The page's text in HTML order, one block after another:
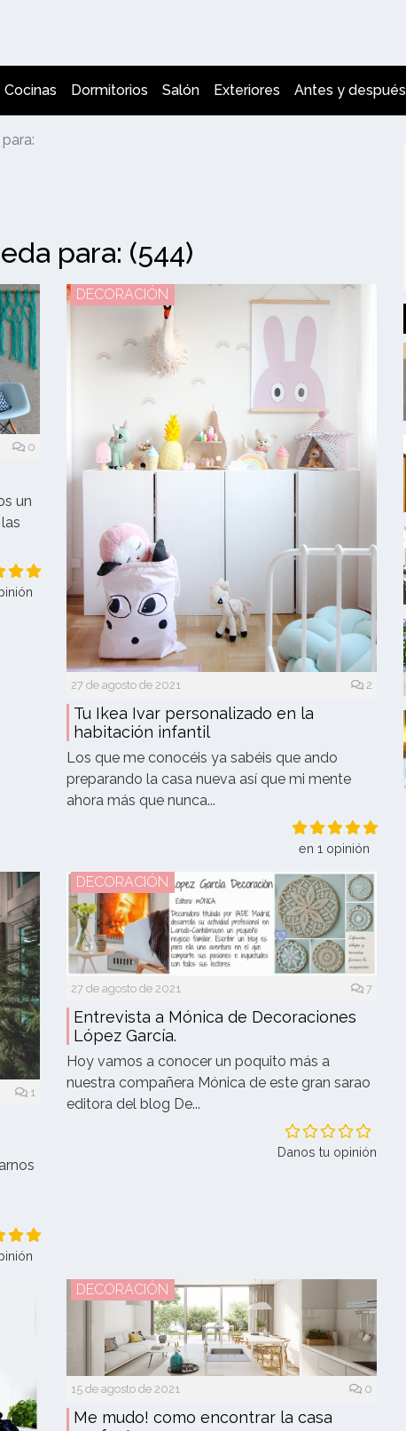
Cocinas Dormitorios Salón Exteriores Antes y después
para: (544)
0
un
DECORACIÓN
27 de agosto de 2021 2
Tu Ikea Ivar personalizado en la
habitación infantil
Los que me conocéis ya sabéis que ando
preparando la casa nueva así que mi mente
ahora más que nunca...
en 1 opinión
1
DECORACIÓN
27 de agosto de 2021 7
Entrevista a Mónica de Decoraciones
López García.
Hoy vamos a conocer un poquito más a
nuestra compañera Mónica de este gran sarao
editora del blog De...
Danos tu opinión
DECORACIÓN
15 de agosto de 2021 0
Me mudo! como encontrar la casa